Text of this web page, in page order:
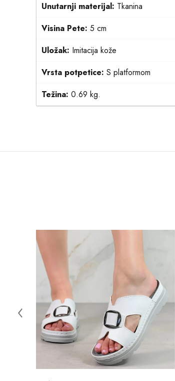
Unutarnji materijal: Tkanina
Visina Pete: 5 cm
Uložak: Imitacija kože
Vrsta potpetice: S platformom
Težina: 0.69 kg.